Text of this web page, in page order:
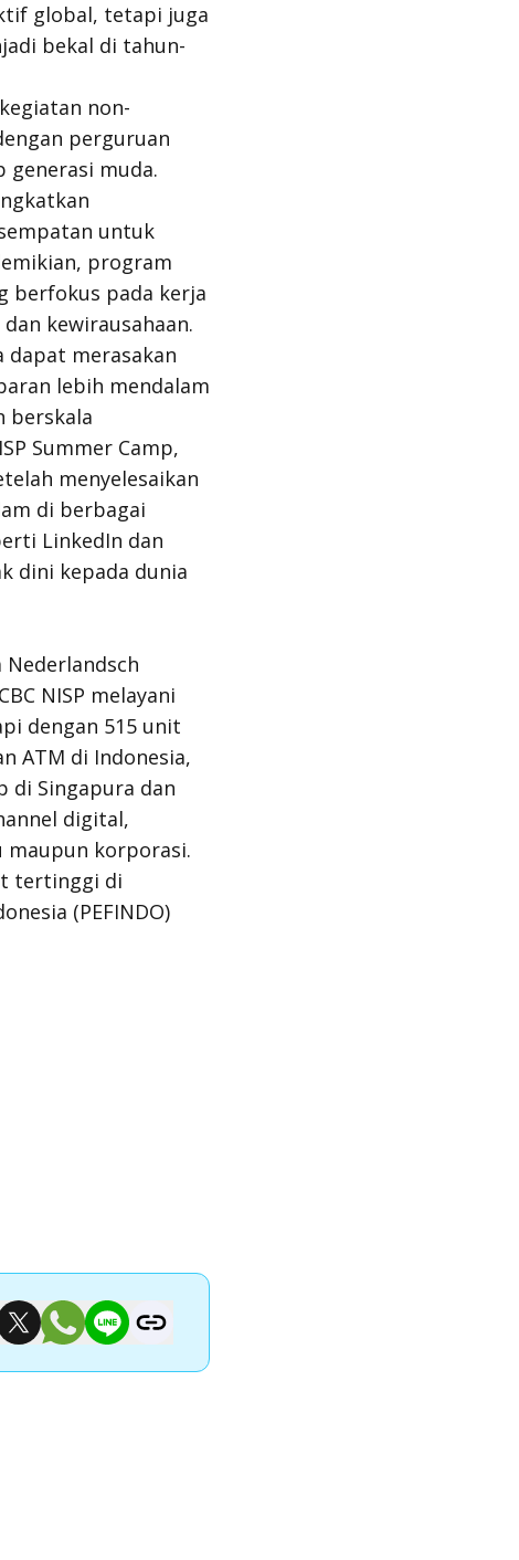
global, tetapi juga
bekal di tahun-
non-
perguruan
muda.
untuk
program
berfokus pada kerja
kewirausahaan.
dapat merasakan
lebih mendalam
berskala
Summer Camp,
menyelesaikan
di berbagai
LinkedIn dan
dini kepada dunia
Nederlandsch
NISP melayani
dengan 515 unit
ATM di Indonesia,
di Singapura dan
digital,
korporasi.
tertinggi di
(PEFINDO)